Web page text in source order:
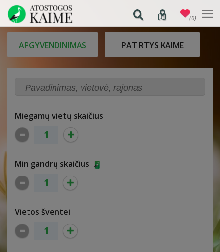
APGYVENDINIMAS PATIRTYS KAIME
Miegamų vietų skaičius
Min gandrų skaičius
Vietos šventei
(0)